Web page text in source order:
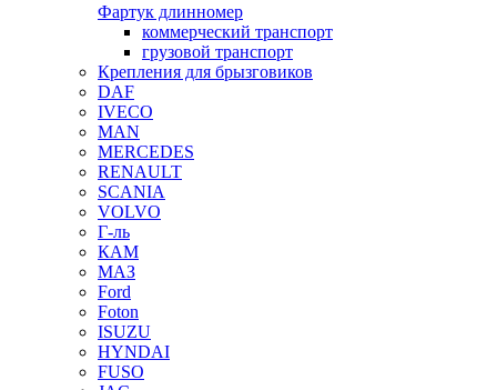
Фартук длинномер
коммерческий транспорт
грузовой транспорт
Крепления для брызговиков
DAF
IVECO
MAN
MERCEDES
RENAULT
SCANIA
VOLVO
Г-ль
КАМ
МАЗ
Ford
Foton
ISUZU
HYNDAI
FUSO